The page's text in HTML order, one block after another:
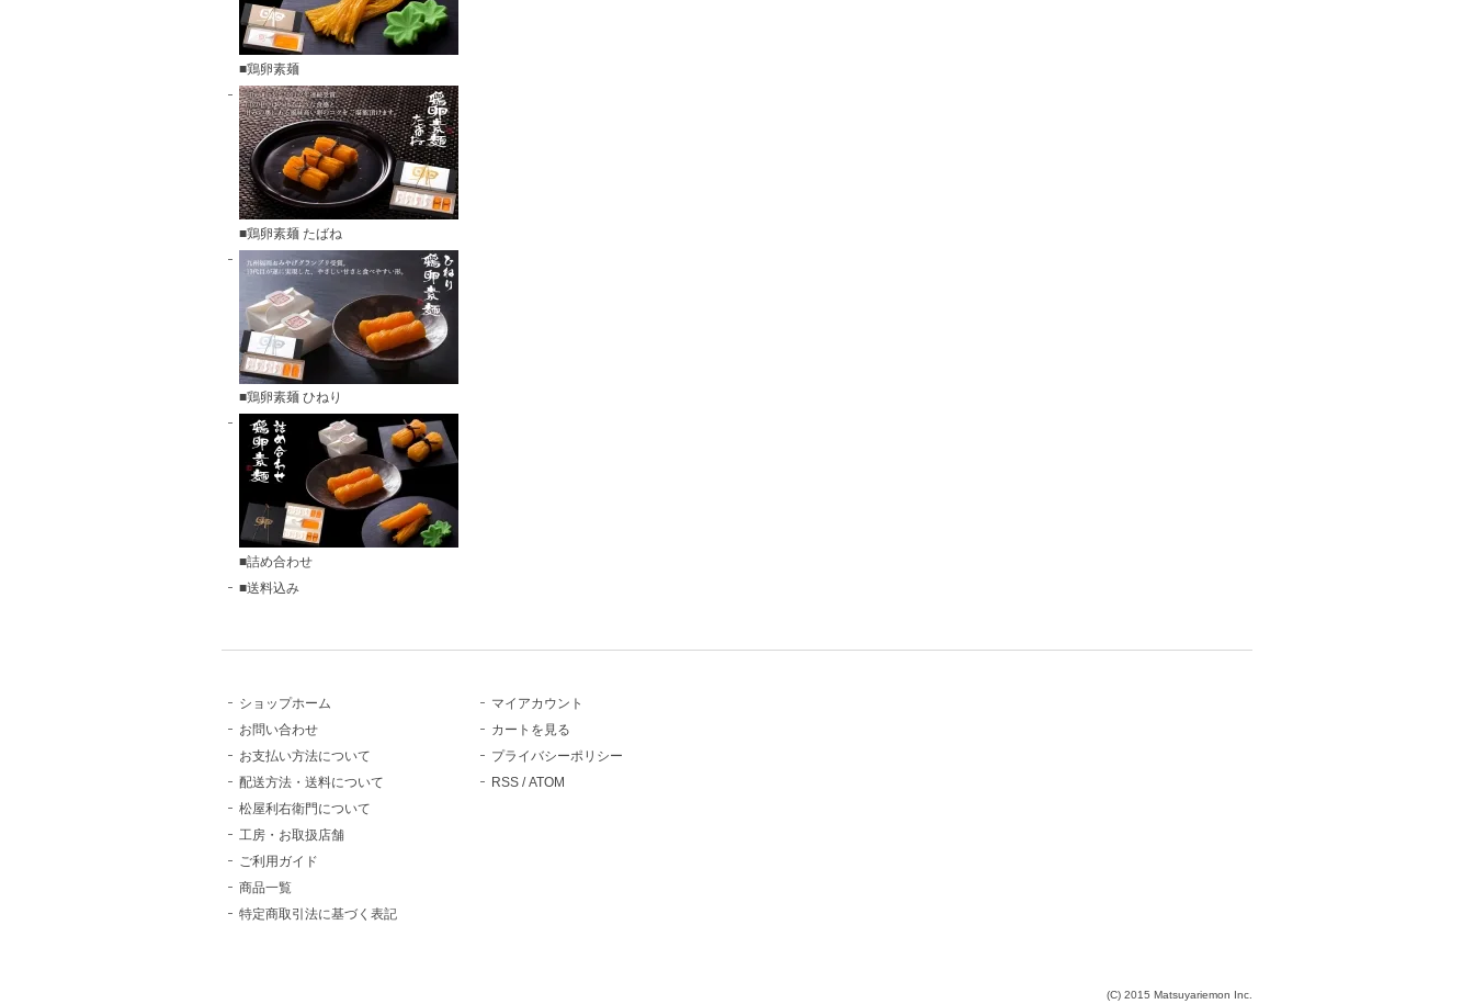
■鶏卵素麺
■鶏卵素麺 たばね
■鶏卵素麺 ひねり
■詰め合わせ
■送料込み
ショップホーム
お問い合わせ
お支払い方法について
配送方法・送料について
松屋利右衛門について
工房・お取扱店舗
ご利用ガイド
商品一覧
特定商取引法に基づく表記
マイアカウント
カートを見る
プライバシーポリシー
RSS /ATOM
(C) 2015 Matsuyariemon Inc.